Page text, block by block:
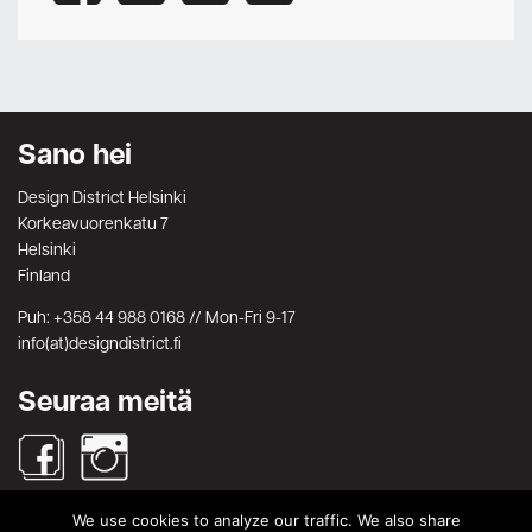
Sano hei
Design District Helsinki
Korkeavuorenkatu 7
Helsinki
Finland
Puh: +358 44 988 0168 // Mon-Fri 9-17
info(at)designdistrict.fi
Seuraa meitä
We use cookies to analyze our traffic. We also share